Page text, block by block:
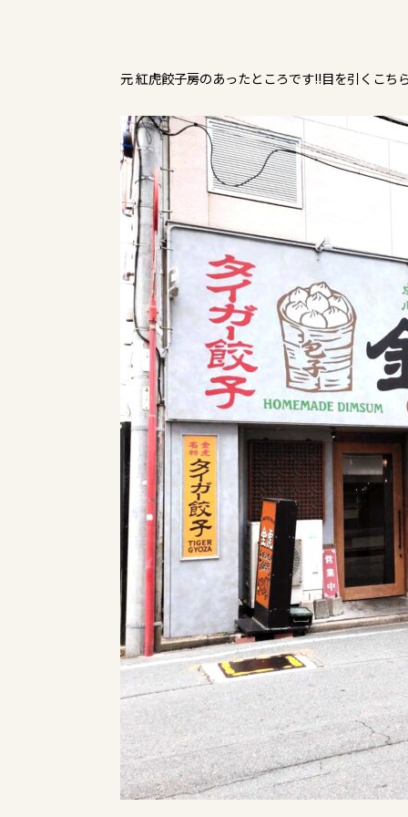
元 紅虎餃子房のあったところです!!目を引くこち